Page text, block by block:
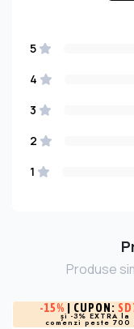
5
4
3
2
1
Produse
-15% | CUPON:
și -3% EXTRA la
comenzi peste 700